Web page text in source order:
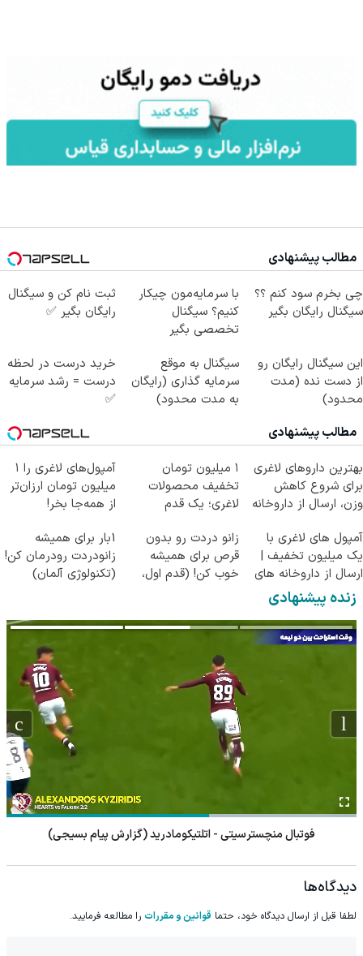
مطالب پیشنهادی
چی بخرم سود کنم ؟؟
سیگنال رایگان بگیر
با سرمایه‌مون چیکار
کنیم؟ سیگنال
تخصصی بگیر
ثبت نام کن و سیگنال
رایگان بگیر ✅
این سیگنال رایگان رو
از دست نده (مدت
محدود)
سیگنال به موقع
سرمایه گذاری (رایگان
به مدت محدود)
خرید درست در لحظه
درست = رشد سرمایه
✅
مطالب پیشنهادی
بهترین داروهای لاغری
برای شروع کاهش
وزن، ارسال از داروخانه
۱ میلیون تومان
تخفیف محصولات
لاغری؛ یک قدم
کاهش وزن
آمپول‌های لاغری را ۱
میلیون تومان ارزان‌تر
از همه‌جا بخر!
آمپول های لاغری با
یک میلیون تخفیف |
ارسال از داروخانه های
معتبر
زانو دردت رو بدون
قرص برای همیشه
خوب کن! (قدم اول،
1بار برای همیشه
زانودردت رودرمان کن!
(تکنولوژی آلمان)
زنده پیشنهادی
فوتبال منچسترسیتی - اتلتیکومادرید (گزارش پیام بسیجی)
دیدگاه‌ها
لطفا قبل از ارسال دیدگاه خود، حتما قوانین و مقررات را مطالعه فرمایید.